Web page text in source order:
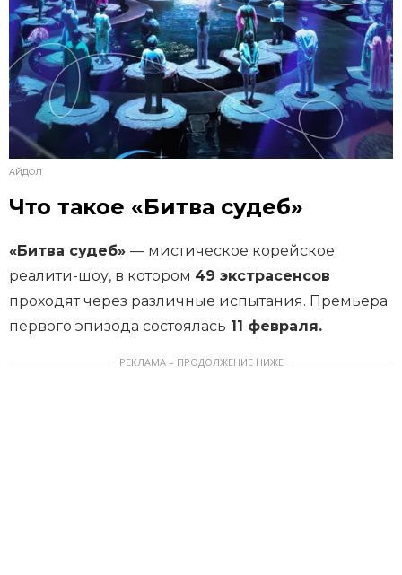
АЙДОЛ
Что такое «Битва судеб»
«Битва судеб» — мистическое корейское
реалити-шоу, в котором 49 экстрасенсов
проходят через различные испытания. Премьера
первого эпизода состоялась 11 февраля.
РЕКЛАМА – ПРОДОЛЖЕНИЕ НИЖЕ